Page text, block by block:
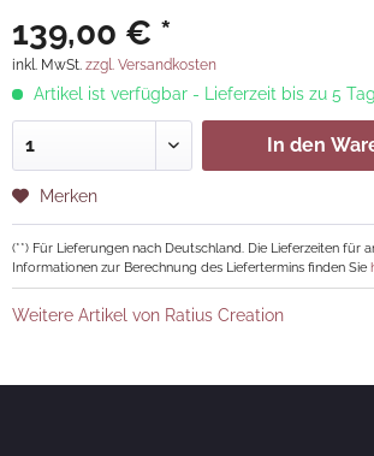
139,00 € *
inkl. MwSt. zzgl. Versandkosten
Artikel ist verfügbar - Lieferzeit bis zu 5
In den
Merken
(**) Für Lieferungen nach Deutschland. Die Lieferzeiten für
Informationen zur Berechnung des Liefertermins finden Sie
Weitere Artikel von Ratius Creation